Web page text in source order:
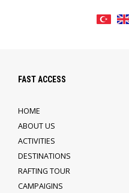
FAST ACCESS
HOME
ABOUT US
ACTIVITIES
DESTINATIONS
RAFTING TOUR
CAMPAIGINS